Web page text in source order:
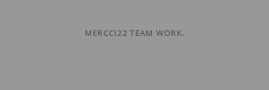
MERCCI22 TEAM WORK.